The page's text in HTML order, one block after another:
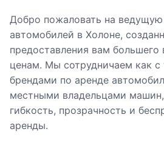
Добро пожаловать на
автомобилей в Холоне,
предоставления вам
ценам. Мы сотрудничаем как
брендами по аренде
местными владельцами
гибкость, прозрачность и
аренды.